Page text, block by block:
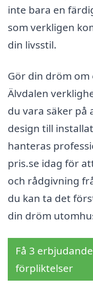
inte bara en
som verkligen
din livsstil.
Gör din dröm
Älvdalen
du vara säker på
design till
hanteras
pris.se idag för
och rådgivning
du kan ta det
din dröm
Få 3
förpliktelser